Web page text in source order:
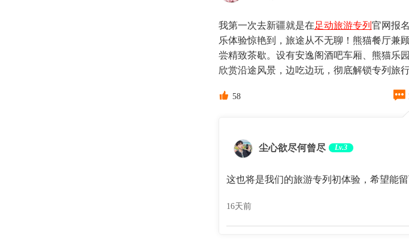
我第一次去新疆就是在足动旅游专列 官网报
乐体验惊艳到，旅途从不无聊！熊猫餐厅兼
尝精致茶歇。设有安逸阁酒吧车厢、熊猫乐
欣赏沿途风景，边吃边玩，彻底解锁专列旅行
 58 
尘心欲尽何曾尽 Lv.3
这也将是我们的旅游专列初体验，希望能留
16天前